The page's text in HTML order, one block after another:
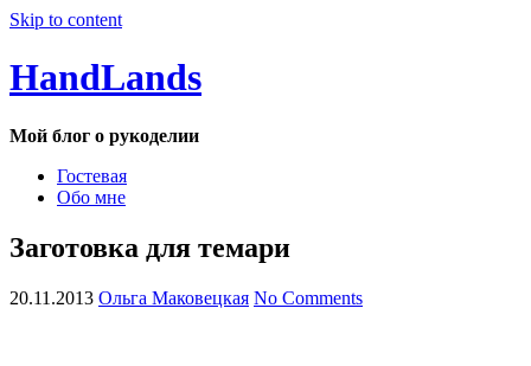
Skip to content
HandLands
Мой блог о рукоделии
Гостевая
Обо мне
Заготовка для темари
20.11.2013 Ольга Маковецкая No Comments